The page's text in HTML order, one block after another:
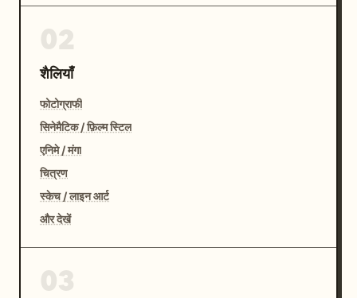
शैलियाँ
फोटोग्राफी
सिनेमैटिक / फ़िल्म स्टिल
एनिमे / मंगा
चित्रण
स्केच / लाइन आर्ट
और देखें